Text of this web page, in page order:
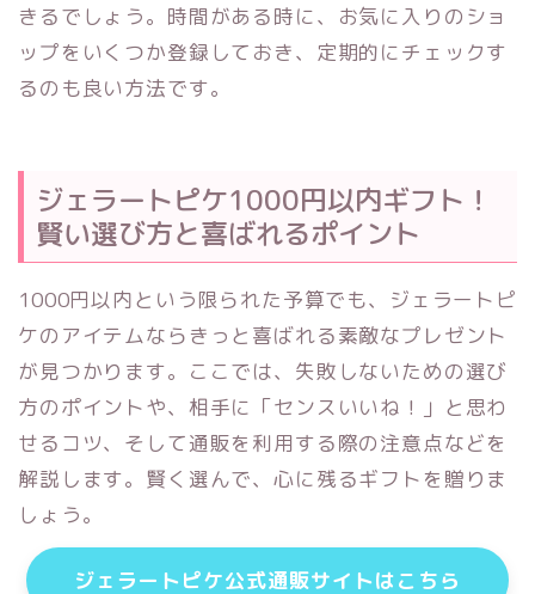
きるでしょう。時間がある時に、お気に入りのショ
ップをいくつか登録しておき、定期的にチェックす
るのも良い方法です。
ジェラートピケ1000円以内ギフト！
賢い選び方と喜ばれるポイント
1000円以内という限られた予算でも、ジェラートピ
ケのアイテムならきっと喜ばれる素敵なプレゼント
が見つかります。ここでは、失敗しないための選び
方のポイントや、相手に「センスいいね！」と思わ
せるコツ、そして通販を利用する際の注意点などを
解説します。賢く選んで、心に残るギフトを贈りま
しょう。
ジェラートピケ公式通販サイトはこちら